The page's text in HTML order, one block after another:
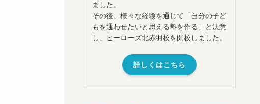
ました。
その後、様々な経験を通じて「自分の子ど
もを通わせたいと思える塾を作る」と決意
し、ヒーローズ北赤羽校を開校しました。
詳しくはこちら